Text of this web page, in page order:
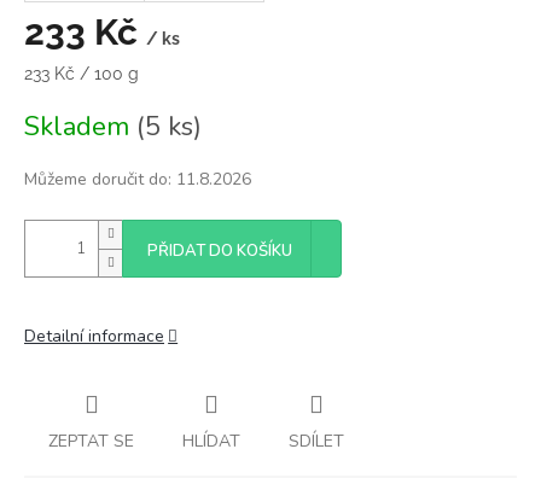
233 Kč / ks
Měrná
233 Kč / 100 g
Skladem (5 ks)
Můžeme doručit do: 11.8.2026
PŘIDAT DO KOŠÍKU
Detailní informace
ZEPTAT SE HLÍDAT SDÍLET